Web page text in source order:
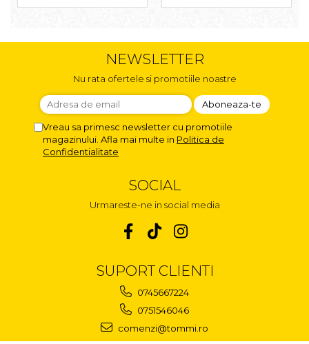
NEWSLETTER
Nu rata ofertele si promotiile noastre
Vreau sa primesc newsletter cu promotiile
magazinului. Afla mai multe in Politica de
Confidentialitate
SOCIAL
Urmareste-ne in social media
SUPORT CLIENTI
0745667224
0751546046
comenzi@tommi.ro